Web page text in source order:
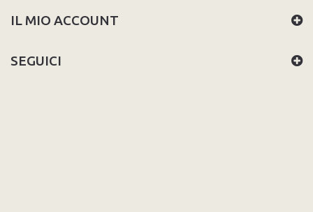
IL MIO ACCOUNT
SEGUICI